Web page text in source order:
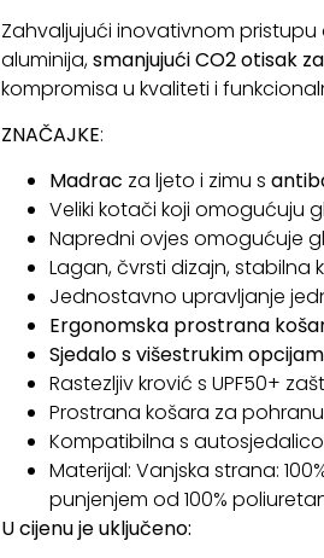
Zahvaljujući inovativnom pristupu
aluminija,smanjujući CO2 otisak
kompromisa u kvaliteti i
ZNAČAJKE:
Madrac za ljeto i zimu s
Veliki kotači koji omogućuju
Napredni ovjes omogućuje
Lagan, čvrsti dizajn,
Jednostavno upravljanje
Ergonomska prostrana
Sjedalos višestrukim
Rastezljiv krović s UPF50+
Prostrana košara za
Kompatibilna s
Materijal: Vanjska strana:
punjenjem od 100%
U cijenu je uključeno: